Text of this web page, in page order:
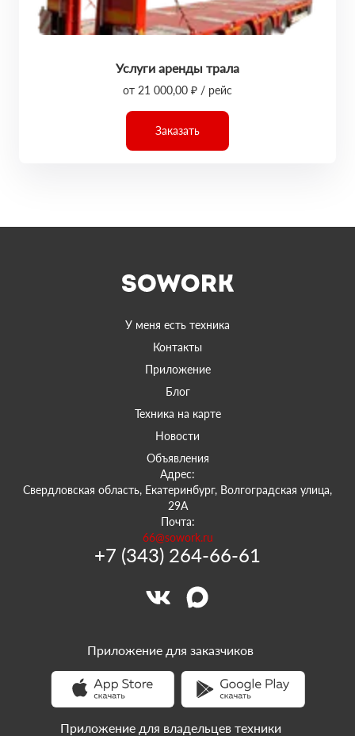
Услуги аренды трала
от 21 000,00 ₽ / рейс
Заказать
У меня есть техника
Контакты
Приложение
Блог
Техника на карте
Новости
Объявления
Адрес:
Свердловская область, Екатеринбург, Волгоградская улица,
29А
Почта:
66@sowork.ru
+7 (343) 264-66-61
Приложение для заказчиков
Приложение для владельцев техники